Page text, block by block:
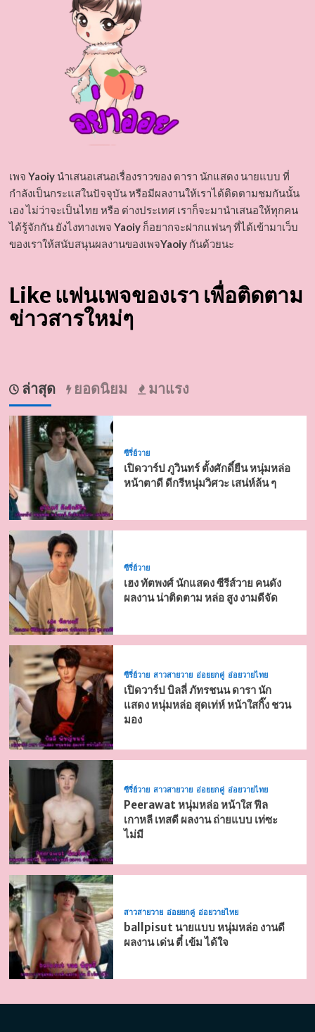
เพจ Yaoiyนำเสนอเสนอเรื่องราวของ ดารา นักแสดง นายแบบ ที่
กำลังเป็นกระแสในปัจจุบัน หรือมีผลงานให้เราได้ติดตามชมกันนั้น
เอง ไม่ว่าจะเป็นไทย หรือ ต่างประเทศ เราก็จะมานำเสนอให้ทุกคน
ได้รู้จักกัน ยังไงทางเพจ Yaoiyก็อยากจะฝากแฟนๆ ที่ได้เข้ามาเว็บ
ของเราให้สนับสนุนผลงานของเพจYaoiyกันด้วยนะ
Like แฟนเพจของเรา เพื่อติดตาม
ข่าวสารใหม่ๆ
ล่าสุด ยอดนิยม มาแรง
ซีรี่ย์วาย
เปิดวาร์ป ภูวินทร์ ตั้งศักดิ์ยืน หนุ่มหล่อ
หน้าตาดี ดีกรีหนุ่มวิศวะ เสน่ห์ล้น ๆ
ซีรี่ย์วาย
เฮง ทัตพงศ์ นักแสดง ซีรีส์วาย คนดัง
ผลงาน น่าติดตาม หล่อ สูง งามดีจัด
ซีรี่ย์วาย สาวสายวาย อ่อยยกคู่ อ่อยวายไทย
เปิดวาร์ป บิลลี่ ภัทรชนน ดารา นัก
แสดง หนุ่มหล่อ สุดเท่ห์ หน้าใสกิ๊ง ชวน
มอง
ซีรี่ย์วาย สาวสายวาย อ่อยยกคู่ อ่อยวายไทย
Peerawat หนุ่มหล่อ หน้าใส ฟีล
เกาหลี เทสดี ผลงาน ถ่ายแบบ เท่ซะ
ไม่มี
สาวสายวาย อ่อยยกคู่ อ่อยวายไทย
ballpisut นายแบบ หนุ่มหล่อ งานดี
ผลงาน เด่น ตี๋ เข้ม ได้ใจ